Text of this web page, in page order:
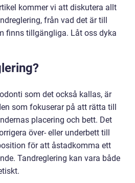
kommer vi att diskutera allt
från vad det är till
finns tillgängliga. Låt oss dyka
som det också kallas, är
som fokuserar på att rätta till
placering och bett. Det
över- eller underbett till
för att åstadkomma ett
Tandreglering kan vara både